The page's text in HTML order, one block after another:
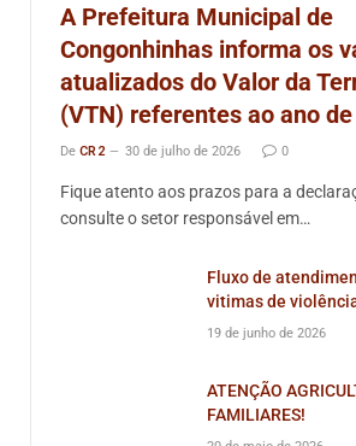
A Prefeitura Municipal de
Congonhinhas informa os
atualizados do Valor da
(VTN) referentes ao ano
De CR2 30 de julho de 2026 0
Fique atento aos prazos para a
consulte o setor responsável em…
Fluxo de
vitimas de
19 de junho de 2026
ATENÇÃO
FAMILIARES!